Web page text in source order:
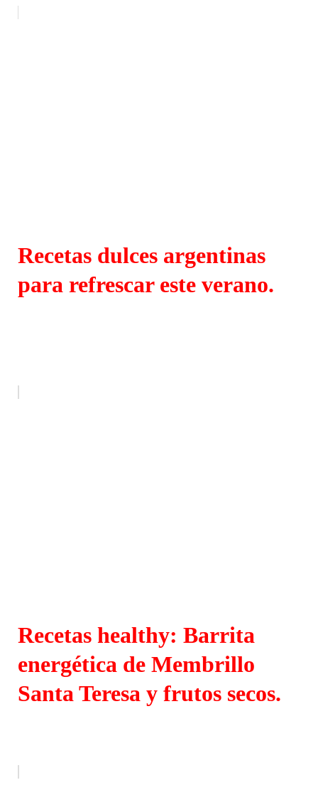
Recetas dulces argentinas
para refrescar este verano.
Recetas healthy: Barrita
energética de Membrillo
Santa Teresa y frutos secos.